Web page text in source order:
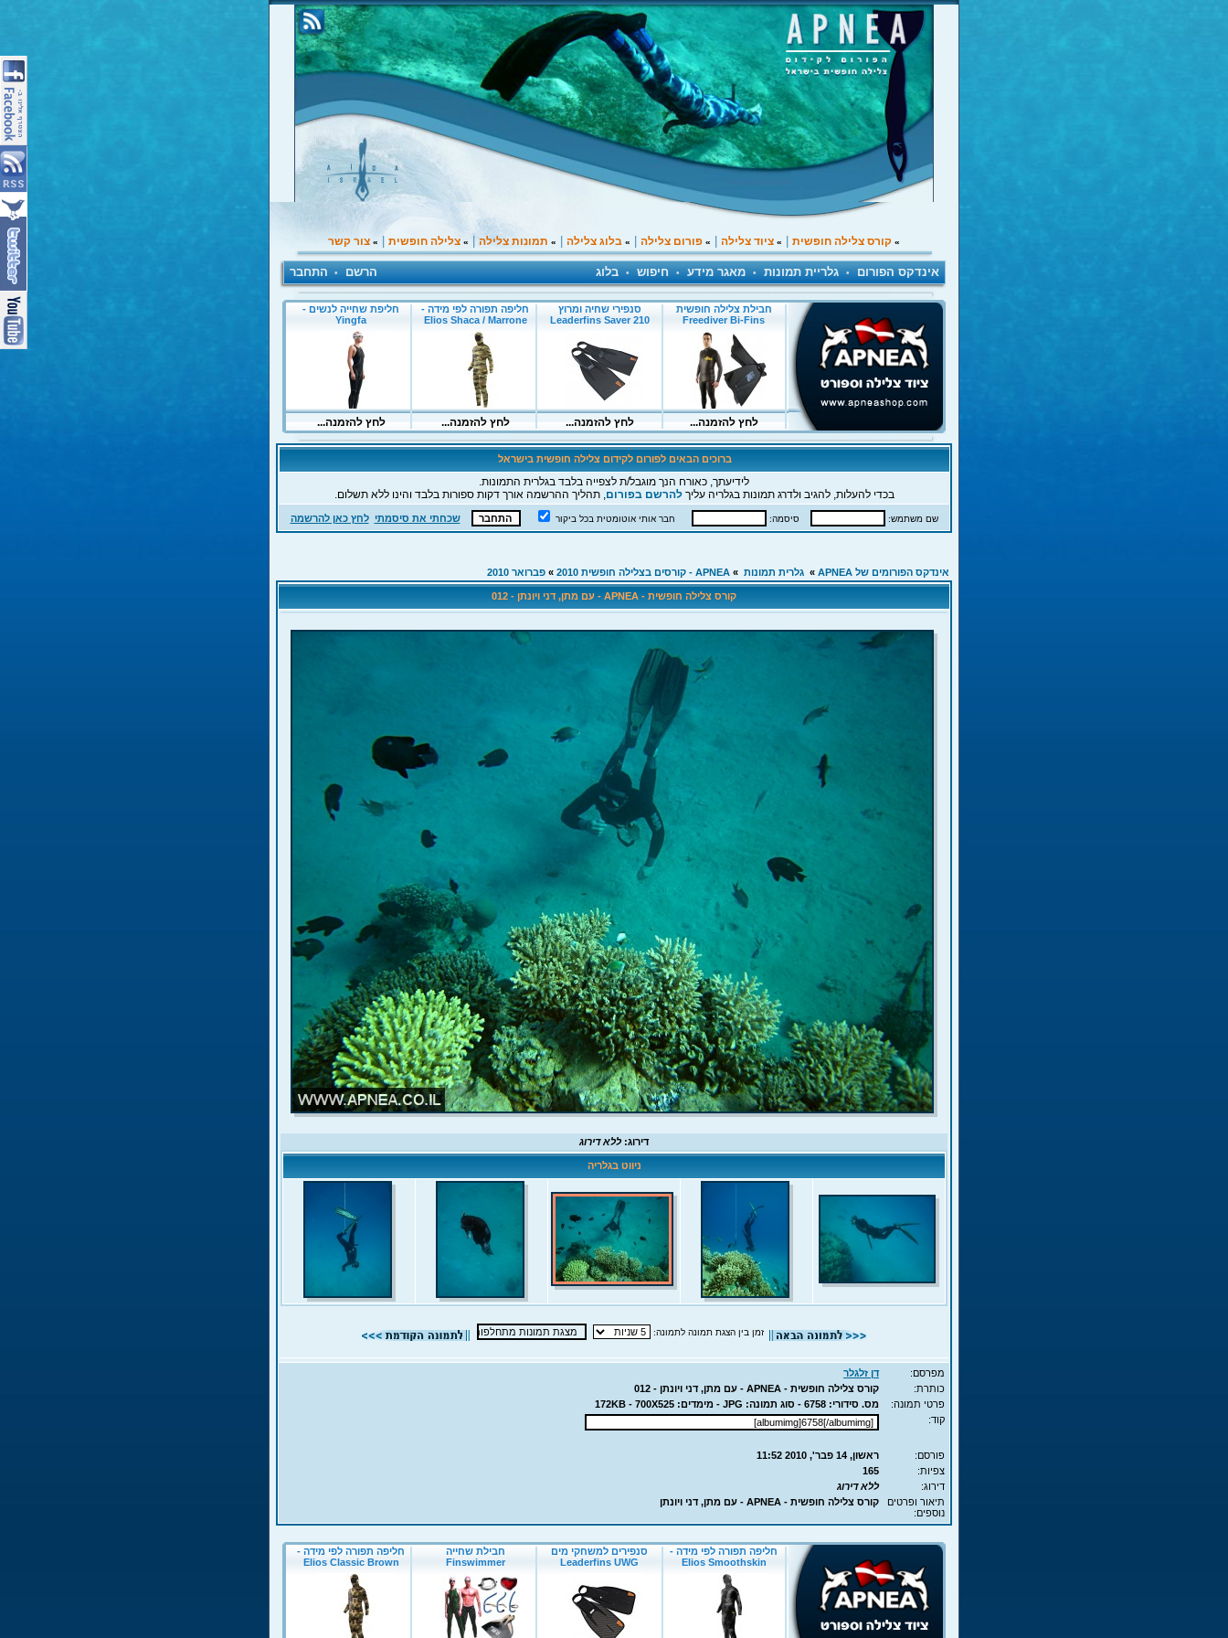
» קורס צלילה חופשית |
» ציוד צלילה |
» פורום צלילה |
» בלוג צלילה |
» תמונות צלילה |
» צלילה חופשית |
» צור קשר
אינדקס הפורום • גלריית תמונות • מאגר מידע • חיפוש • בלוג הרשם • התחבר
ברוכים הבאים לפורום לקידום צלילה חופשית בישראל
לידיעתך, כאורח הנך מוגבל/ת לצפייה בלבד בגלרית התמונות.
בכדי להעלות, להגיב ולדרג תמונות בגלריה עליךלהרשם בפורום, תהליך ההרשמה אורך דקות ספורות בלבד והינו ללא תשלום.
שם משתמש: סיסמה: חבר אותי אוטומטית בכל ביקור שכחתי את סיסמתי לחץ כאן להרשמה
אינדקס הפורומים של APNEA » גלרית תמונות » APNEA - קורסים בצלילה חופשית 2010 » פברואר 2010
קורס צלילה חופשית - APNEA - עם מתן, דני ויונתן - 012
דירוג:ללא דירוג
ניווט בגלריה
זמן בין הצגת תמונה לתמונה:
מפרסם:
דן זלגלר
כותרת:
קורס צלילה חופשית - APNEA - עם מתן, דני ויונתן - 012
פרטי תמונה:
מס. סידורי: 6758 - סוג תמונה: JPG - מימדים: 172KB - 700X525
קוד:
פורסם:
ראשון, 14 פבר', 2010 11:52
צפיות:
165
דירוג:
ללא דירוג
תיאור ופרטים
נוספים:
קורס צלילה חופשית - APNEA - עם מתן, דני ויונתן